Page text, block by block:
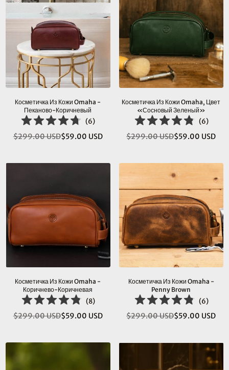
Косметичка Из Кожи Omaha -
Пеканово-Коричневый
(6)
Обычная
$299.00 USD$59.00 USD
Косметичка Из Кожи Omaha, Цвет
«сосновый Зеленый»
(6)
Обычная
$299.00 USD$59.00 USD
Косметичка Из Кожи Omaha -
Коричнево-Коричневая
(8)
Обычная
$299.00 USD$59.00 USD
Косметичка Из Кожи Omaha -
Penny Brown
(6)
Обычная
$299.00 USD$59.00 USD